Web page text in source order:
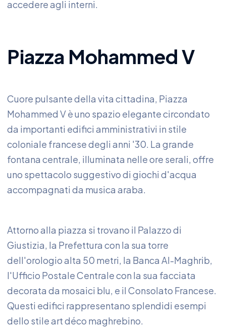
accedere agli interni.
Piazza Mohammed V
Cuore pulsante della vita cittadina, Piazza
Mohammed V è uno spazio elegante circondato
da importanti edifici amministrativi in stile
coloniale francese degli anni '30. La grande
fontana centrale, illuminata nelle ore serali, offre
uno spettacolo suggestivo di giochi d'acqua
accompagnati da musica araba.
Attorno alla piazza si trovano il Palazzo di
Giustizia, la Prefettura con la sua torre
dell'orologio alta 50 metri, la Banca Al-Maghrib,
l'Ufficio Postale Centrale con la sua facciata
decorata da mosaici blu, e il Consolato Francese.
Questi edifici rappresentano splendidi esempi
dello stile art déco maghrebino.